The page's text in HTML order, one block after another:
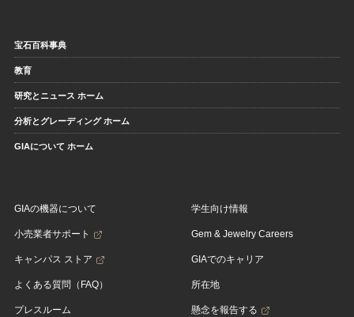
宝石百科事典
教育
研究とニュース ホーム
分析とグレーディング ホーム
GIAについて ホーム
GIAの機器について
小売業者サポート
キャンパス ストア
よくある質問（FAQ）
プレスルーム
学生向け情報
Gem & Jewelry Careers
GIAでのキャリア
所在地
懸念を報告する